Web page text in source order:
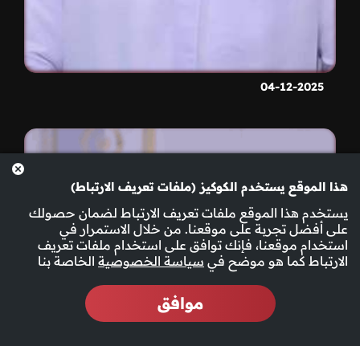
04-12-2025
هذا الموقع يستخدم الكوكيز (ملفات تعريف الارتباط)
يستخدم هذا الموقع ملفات تعريف الارتباط لضمان حصولك
على أفضل تجربة على موقعنا. من خلال الاستمرار في
استخدام موقعنا، فإنك توافق على استخدام ملفات تعريف
الارتباط كما هو موضح في سياسة الخصوصية الخاصة بنا
موافق